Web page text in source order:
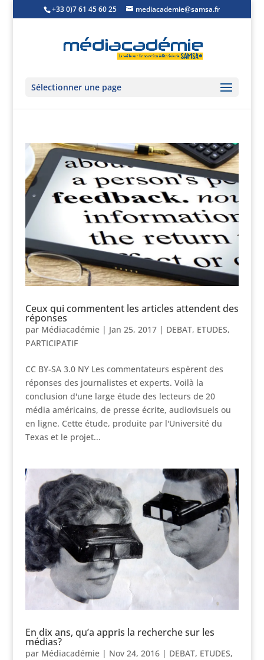
+33 0)7 61 45 60 25 mediacademie@samsa.fr
Sélectionner une page
Ceux qui commentent les articles attendent des
réponses
par Médiacadémie| Jan 25, 2017| DEBAT, ETUDES,
PARTICIPATIF
CC BY-SA 3.0 NY Les commentateurs espèrent des
réponses des journalistes et experts. Voilà la
conclusion d'une large étude des lecteurs de 20
média américains, de presse écrite, audiovisuels ou
en ligne. Cette étude, produite par l'Université du
Texas et le projet...
En dix ans, qu’a appris la recherche sur les
médias?
par Médiacadémie| Nov 24, 2016| DEBAT, ETUDES,